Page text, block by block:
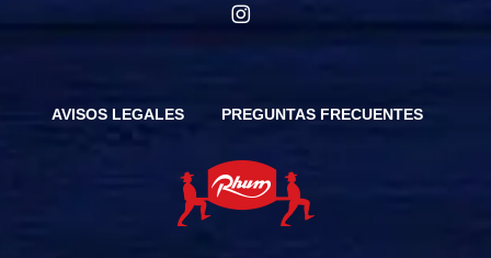
AVISOS LEGALES PREGUNTAS FRECUENTES